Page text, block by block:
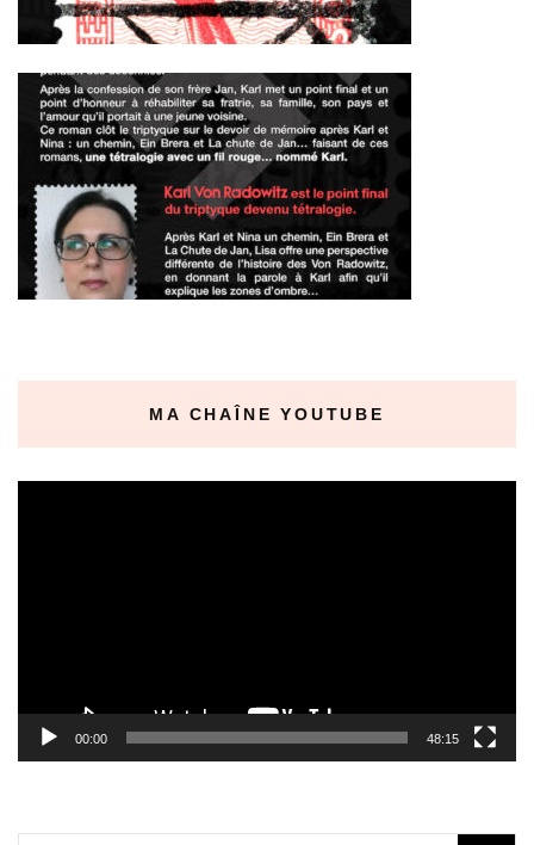
MA CHAÎNE YOUTUBE
00:00 48:15